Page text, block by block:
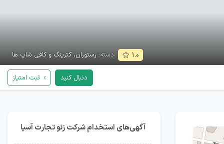
۱.۰ دسته: رستوران، کترینگ و کافی شاپ ها
دنبال کنید ثبت امتیاز
آگهی‌های استخدام شرکت زنو تجارت آسیا